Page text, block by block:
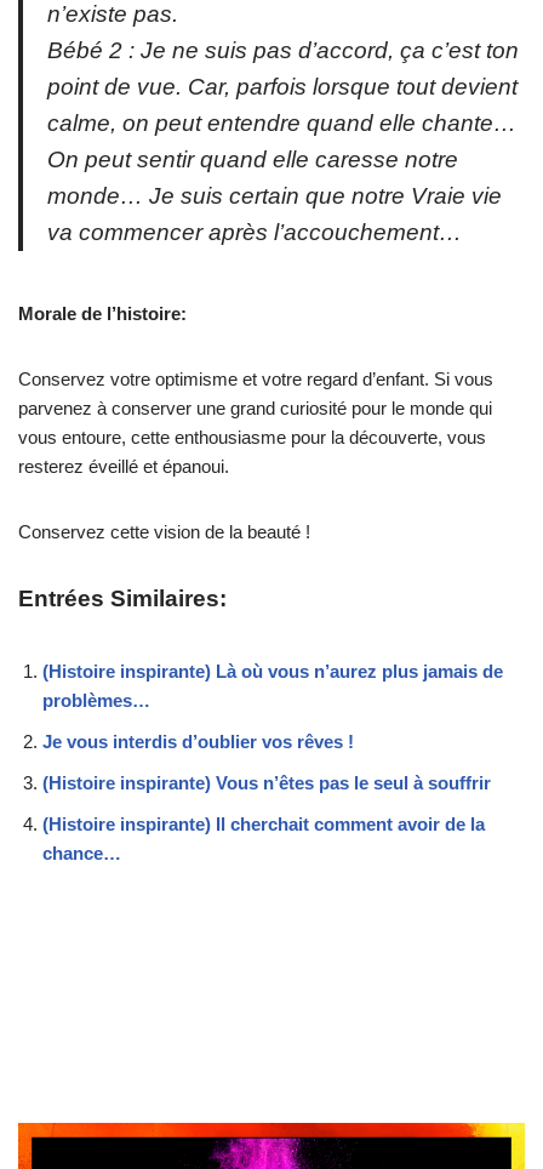
n’existe pas.
Bébé 2 : Je ne suis pas d’accord, ça c’est ton
point de vue. Car, parfois lorsque tout devient
calme, on peut entendre quand elle chante…
On peut sentir quand elle caresse notre
monde… Je suis certain que notre Vraie vie
va commencer après l’accouchement…
Morale de l’histoire:
Conservez votre optimisme et votre regard d’enfant. Si vous
parvenez à conserver une grand curiosité pour le monde qui
vous entoure, cette enthousiasme pour la découverte, vous
resterez éveillé et épanoui.
Conservez cette vision de la beauté !
Entrées Similaires:
(Histoire inspirante) Là où vous n’aurez plus jamais de
problèmes…
Je vous interdis d’oublier vos rêves !
(Histoire inspirante) Vous n’êtes pas le seul à souffrir
(Histoire inspirante) Il cherchait comment avoir de la
chance…